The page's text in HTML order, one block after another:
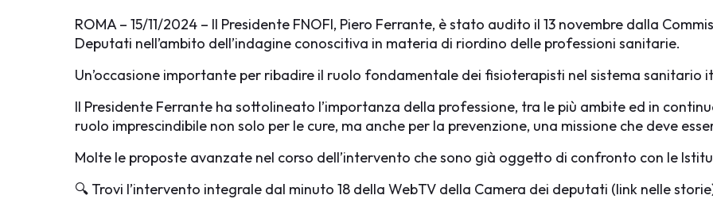
ROMA – 15/11/2024 – Il Presidente FNOFI, Piero Ferrante, è stato audito il 13 novembre dalla
Deputati nell’ambito dell’indagine conoscitiva in materia di riordino delle professioni sanitarie.
Un’occasione importante per ribadire il ruolo fondamentale dei fisioterapisti nel sistema sanitario
Il Presidente Ferrante ha sottolineato l’importanza della professione, tra le più ambite ed in
ruolo imprescindibile non solo per le cure, ma anche per la prevenzione, una missione che deve
Molte le proposte avanzate nel corso dell’intervento che sono già oggetto di confronto con le
🔍 Trovi l’intervento integrale dal minuto 18 della WebTV della Camera dei deputati (link nelle